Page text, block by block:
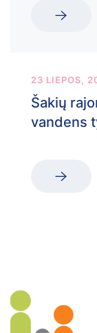
23 LIEPOS,
Šakių
vandens